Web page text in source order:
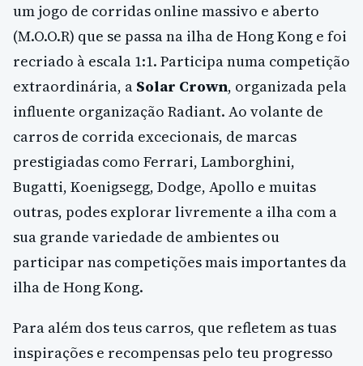
um jogo de corridas online massivo e aberto
(M.O.O.R) que se passa na ilha de Hong Kong e foi
recriado à escala 1:1. Participa numa competição
extraordinária, a Solar Crown, organizada pela
influente organização Radiant. Ao volante de
carros de corrida excecionais, de marcas
prestigiadas como Ferrari, Lamborghini,
Bugatti, Koenigsegg, Dodge, Apollo e muitas
outras, podes explorar livremente a ilha com a
sua grande variedade de ambientes ou
participar nas competições mais importantes da
ilha de Hong Kong.
Para além dos teus carros, que refletem as tuas
inspirações e recompensas pelo teu progresso